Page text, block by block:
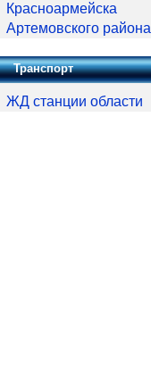
Красноармейска
Артемовского района
Транспорт
ЖД станции области